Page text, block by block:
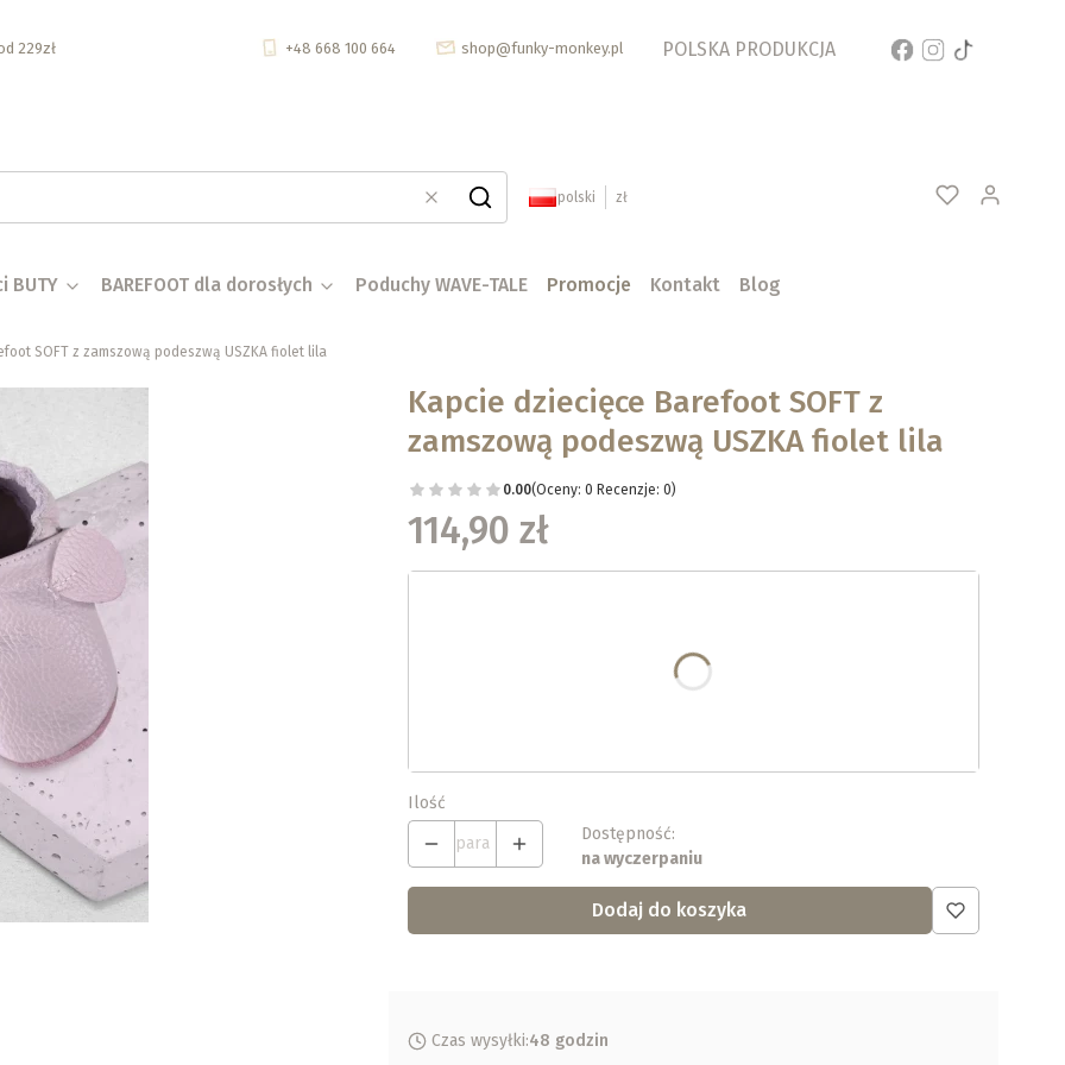
229zł +48 668 100 664 shop@funky-monkey.pl POLSKA PRODUKCJA
WyczyśćSzukaj polski zł
BUTY BAREFOOT dla dorosłych Poduchy WAVE-TALE Promocje Kontakt Blog
SOFT z zamszową podeszwą USZKA fiolet lila
Kapcie dziecięce Barefoot SOFT z
zamszową podeszwą USZKA fiolet lila
0.00(Oceny: 0 Recenzje: 0)
114,90 zł
Wybierz swój rozmiar (ceny 114,90 - 132,90)
Ilość
para
Dostępność:
na wyczerpaniu
Dodaj do koszyka
Czas wysyłki:48 godzin